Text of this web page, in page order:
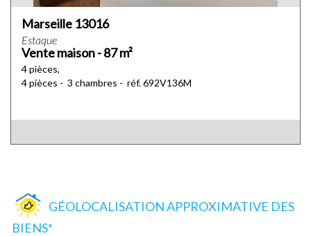
Marseille 13016
Estaque
Vente maison - 87 m²
4 pièces,
4 pièces - 3 chambres - réf. 692V136M
GÉOLOCALISATION APPROXIMATIVE DES
BIENS*